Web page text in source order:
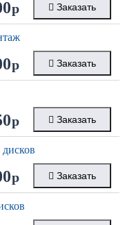
р Заказать
р Заказать
р Заказать
р Заказать